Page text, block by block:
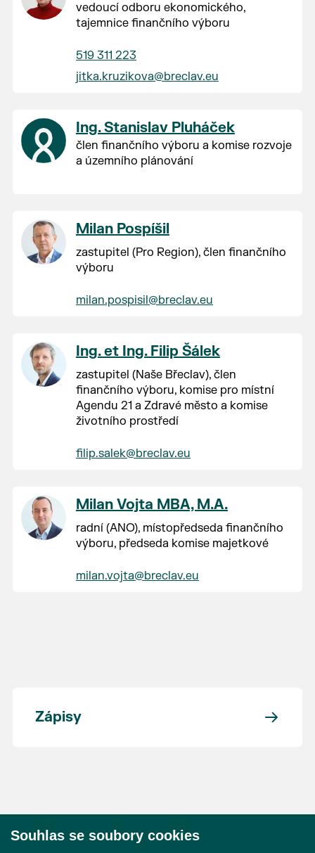
vedoucí odboru ekonomického,
tajemnice finančního výboru
519 311 223
jitka.kruzikova@breclav.eu
Ing. Stanislav Pluháček
člen finančního výboru a komise rozvoje
a územního plánování
Milan Pospíšil
zastupitel (Pro Region), člen finančního
výboru
milan.pospisil@breclav.eu
Ing. et Ing. Filip Šálek
zastupitel (Naše Břeclav), člen
finančního výboru, komise pro místní
Agendu 21 a Zdravé město a komise
životního prostředí
filip.salek@breclav.eu
Milan Vojta MBA, M.A.
radní (ANO), místopředseda finančního
výboru, předseda komise majetkové
milan.vojta@breclav.eu
Zápisy
Souhlas se soubory cookies